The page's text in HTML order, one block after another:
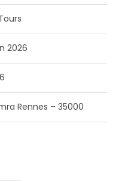
2026
Rennes – 35000